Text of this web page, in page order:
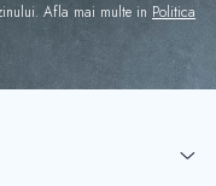
Afla mai multe in Politica